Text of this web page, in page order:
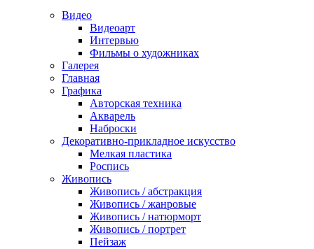
Видео
Видеоарт
Интервью
Фильмы о художниках
Галерея
Главная
Графика
Авторская техника
Акварель
Наброски
Декоративно-прикладное искусство
Мелкая пластика
Роспись
Живопись
Живопись / абстракция
Живопись / жанровые
Живопись / натюрморт
Живопись / портрет
Пейзаж